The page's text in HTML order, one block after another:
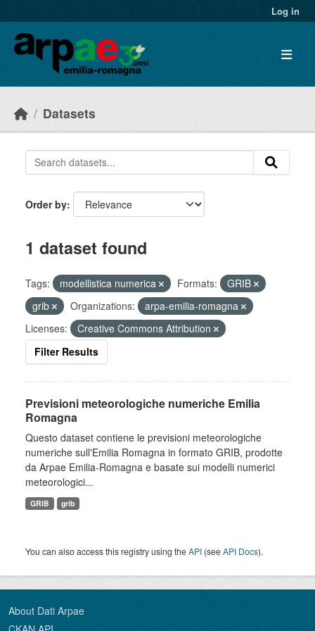
Log in
Datasets
Order by
1 dataset found
Tags: modellistica numerica Formats:
GRIB
grib
Organizations:
arpa-emilia-romagna
Licenses:
Creative Commons Attribution
Filter Results
Previsioni meteorologiche numeriche Emilia
Romagna
Questo dataset contiene le previsioni meteorologiche
numeriche sull'Emilia Romagna in formato GRIB, prodotte
da Arpae Emilia-Romagna e basate sui modelli numerici
meteorologici...
GRIB grib
You can also access this registry using theAPI (seeAPI Docs).
About Dati Arpae